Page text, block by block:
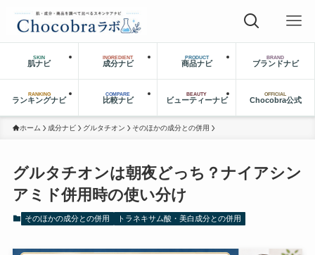
SKIN
肌ナビ
INGREDIENT
成分ナビ
PRODUCT
商品ナビ
BRAND
ブランドナビ
RANKING
ランキングナビ
COMPARE
比較ナビ
BEAUTY
ビューティーナビ
OFFICIAL
Chocobra公式
ホーム 成分ナビ グルタチオン そのほかの成分との併用
グルタチオンは朝夜どっち？ナイアシン
アミド併用時の使い分け
そのほかの成分との併用 トラネキサム酸・美白成分との併用